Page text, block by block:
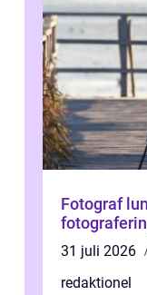
Fotograf lund
31 juli 2026
redaktionel